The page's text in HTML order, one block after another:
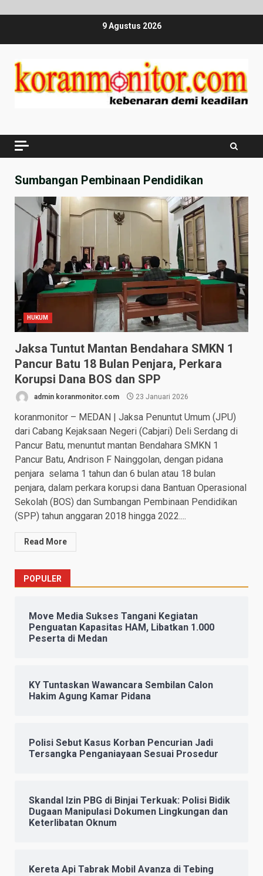
9 Agustus 2026
Sumbangan Pembinaan Pendidikan
HUKUM
Jaksa Tuntut Mantan Bendahara SMKN 1
Pancur Batu 18 Bulan Penjara, Perkara
Korupsi Dana BOS dan SPP
admin koranmonitor.com 23 Januari 2026
koranmonitor – MEDAN | Jaksa Penuntut Umum (JPU)
dari Cabang Kejaksaan Negeri (Cabjari) Deli Serdang di
Pancur Batu, menuntut mantan Bendahara SMKN 1
Pancur Batu, Andrison F Nainggolan, dengan pidana
penjara selama 1 tahun dan 6 bulan atau 18 bulan
penjara, dalam perkara korupsi dana Bantuan Operasional
Sekolah (BOS) dan Sumbangan Pembinaan Pendidikan
(SPP) tahun anggaran 2018 hingga 2022....
Read More
POPULER
Move Media Sukses Tangani Kegiatan
Penguatan Kapasitas HAM, Libatkan 1.000
Peserta di Medan
KY Tuntaskan Wawancara Sembilan Calon
Hakim Agung Kamar Pidana
Polisi Sebut Kasus Korban Pencurian Jadi
Tersangka Penganiayaan Sesuai Prosedur
Skandal Izin PBG di Binjai Terkuak: Polisi Bidik
Dugaan Manipulasi Dokumen Lingkungan dan
Keterlibatan Oknum
Kereta Api Tabrak Mobil Avanza di Tebing